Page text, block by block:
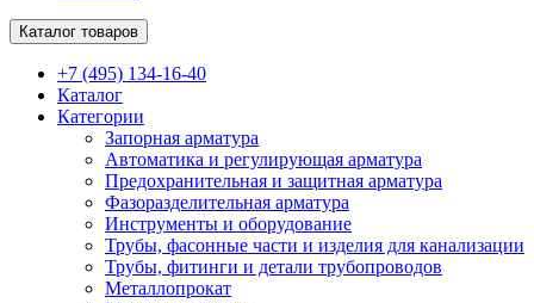
Каталог товаров
+7 (495) 134-16-40
Каталог
Категории
Запорная арматура
Автоматика и регулирующая арматура
Предохранительная и защитная арматура
Фазоразделительная арматура
Инструменты и оборудование
Трубы, фасонные части и изделия для канализации
Трубы, фитинги и детали трубопроводов
Металлопрокат